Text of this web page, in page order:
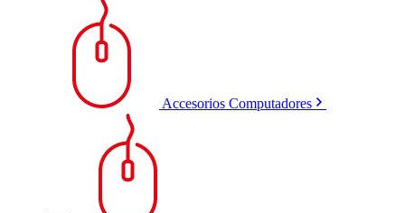
Accesorios Computadores